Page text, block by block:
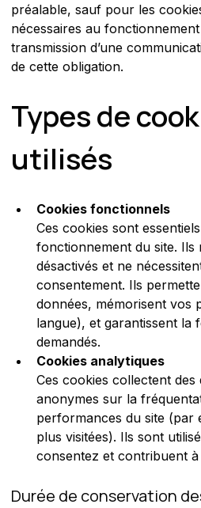
préalable, sauf pour les
nécessaires au
transmission d’une
de cette obligation.
Types de
utilisés
Cookies fonctionnels
Ces cookies sont
fonctionnement du site. Ils
désactivés et ne
consentement. Ils
données, mémorisent vos
langue), et garantissent la
demandés.
Cookies analytiques
Ces cookies collectent des
anonymes sur la
performances du site (par
plus visitées). Ils sont
consentez et contribuent à
Durée de conservation